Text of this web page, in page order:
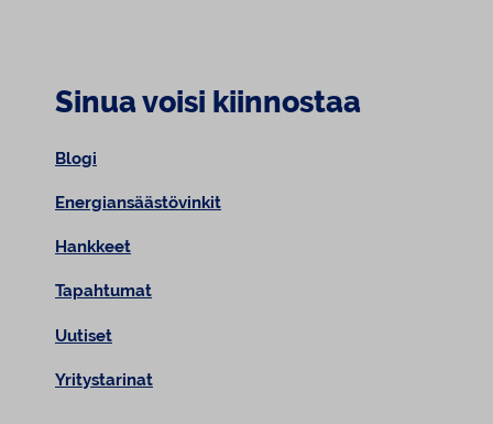
Sinua voisi kiinnostaa
Blogi
Energiansäästövinkit
Hankkeet
Tapahtumat
Uutiset
Yritystarinat